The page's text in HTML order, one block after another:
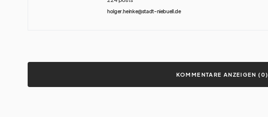
holger.heinke@stadt-niebuell.de
KOMMENTARE ANZEIGEN (0)